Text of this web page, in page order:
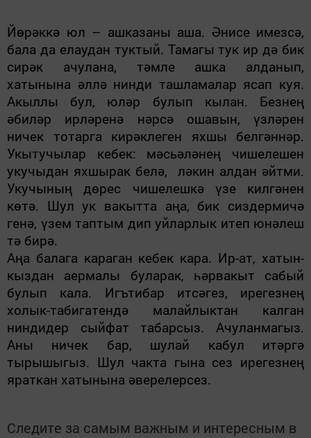
Йөрәккә юл – ашказаны аша. Әнисе имезсә,
бала да елаудан туктый. Тамагы тук ир дә бик
сирәк ачулана, тәмле ашка алданып,
хатынына әллә нинди ташламалар ясап куя.
Акыллы бул, юләр булып кылан. Безнең
әбиләр ирләренә нәрсә ошавын, үзләрен
ничек тотарга кирәклеген яхшы белгәннәр.
Укытучылар кебек: мәсьәләнең чишелешен
укучыдан яхшырак белә, ләкин алдан әйтми.
Укучының дөрес чишелешкә үзе килгәнен
көтә. Шул ук вакытта аңа, бик сиздермичә
генә, үзем таптым дип уйларлык итеп юнәлеш
тә бирә.
Аңа балага караган кебек кара. Ир-ат, хатын-
кыздан аермалы буларак, һәрвакыт сабый
булып кала. Игътибар итсәгез, ирегезнең
холык-табигатендә малайлыктан калган
ниндидер сыйфат табарсыз. Ачуланмагыз.
Аны ничек бар, шулай кабул итәргә
тырышыгыз. Шул чакта гына сез ирегезнең
яраткан хатынына әверелерсез.
Следите за самым важным и интересным в